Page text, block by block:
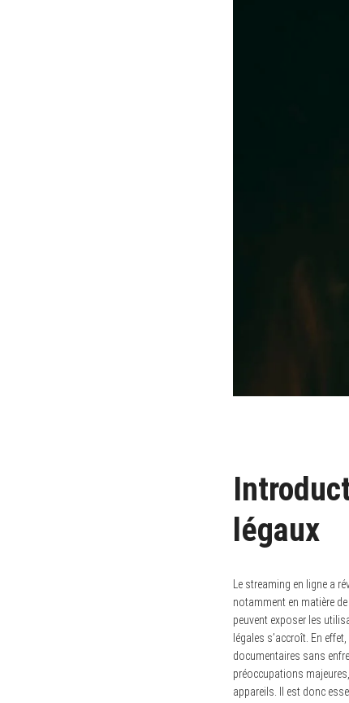
légaux
Le streaming en ligne a
notamment en matière
peuvent exposer les
légales s’accroît. En
documentaires sans
préoccupations
appareils. Il est donc